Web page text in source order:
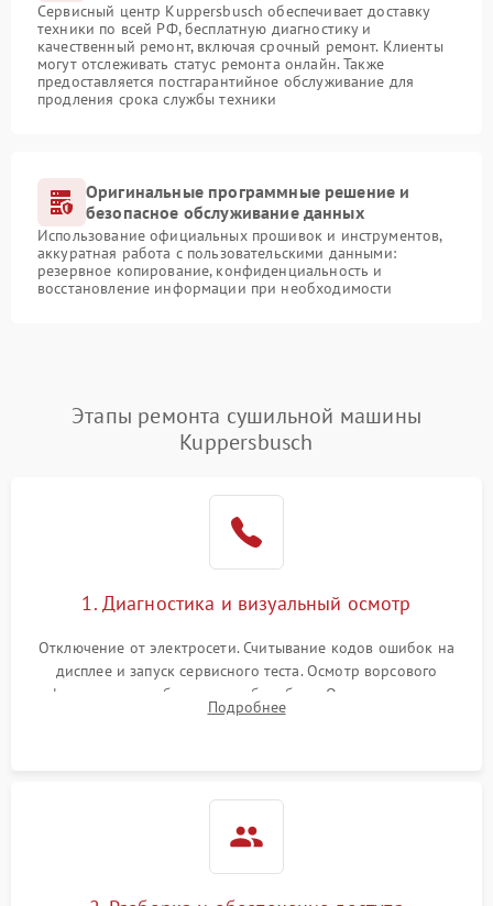
Сервисный центр Kuppersbusch обеспечивает доставку
техники по всей РФ, бесплатную диагностику и
качественный ремонт, включая срочный ремонт. Клиенты
могут отслеживать статус ремонта онлайн. Также
предоставляется постгарантийное обслуживание для
продления срока службы техники
Оригинальные программные решение и
безопасное обслуживание данных
Использование официальных прошивок и инструментов,
аккуратная работа с пользовательскими данными:
резервное копирование, конфиденциальность и
восстановление информации при необходимости
Этапы ремонта сушильной машины
Kuppersbusch
1. Диагностика и визуальный осмотр
Отключение от электросети. Считывание кодов ошибок на
дисплее и запуск сервисного теста. Осмотр ворсового
фильтра, теплообменника и барабана. Опрос клиента о
неисправностях (не сушит, не крутит барабан, сильно шумит
Подробнее